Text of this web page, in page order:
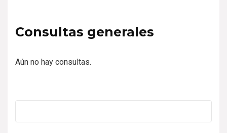
Consultas generales
Aún no hay consultas.